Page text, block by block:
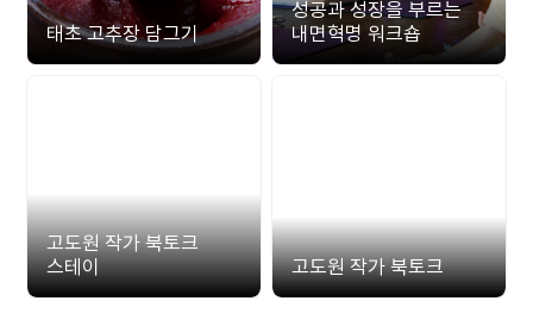
태초 고추장 담그기
성공과 성장을 부르는
내면혁명 워크숍
고도원 작가 북토크
스테이
고도원 작가 북토크